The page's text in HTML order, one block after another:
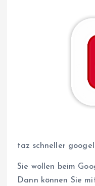
taz schneller
Sie wollen beim
Dann können Sie